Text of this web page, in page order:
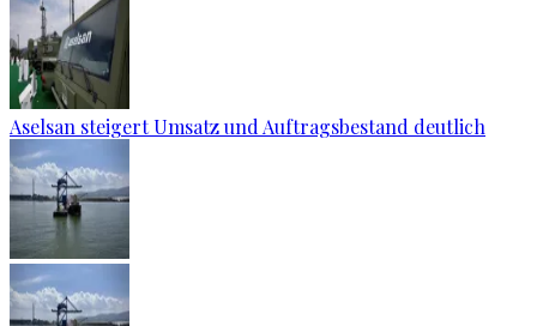
Aselsan steigert Umsatz und Auftragsbestand deutlich